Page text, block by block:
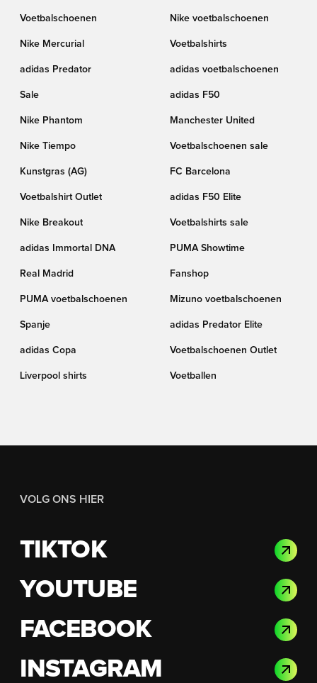
Voetbalschoenen Nike voetbalschoenen
Nike Mercurial Voetbalshirts
adidas Predator adidas voetbalschoenen
Sale adidas F50
Nike Phantom Manchester United
Nike Tiempo Voetbalschoenen sale
Kunstgras (AG) FC Barcelona
Voetbalshirt Outlet adidas F50 Elite
Nike Breakout Voetbalshirts sale
adidas Immortal DNA PUMA Showtime
Real Madrid Fanshop
PUMA voetbalschoenen Mizuno voetbalschoenen
Spanje adidas Predator Elite
adidas Copa Voetbalschoenen Outlet
Liverpool shirts Voetballen
VOLG ONS HIER
TIKTOK
YOUTUBE
FACEBOOK
INSTAGRAM